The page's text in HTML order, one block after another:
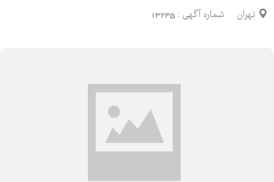
تهران شماره آگهی : 13235